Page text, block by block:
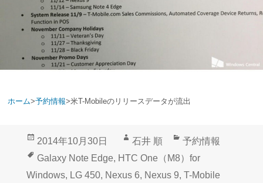
ホーム>予約情報>米T-Mobileのリリースデータが流出
投
稿
日:
2014年10月30日
作
成
者
石井 順
カ
テ
ゴ
予約情報
タ
グ
Galaxy Note Edge, HTC One（M8）for
Windows, LG 450, Nexus 6, Nexus 9, T-Mobile